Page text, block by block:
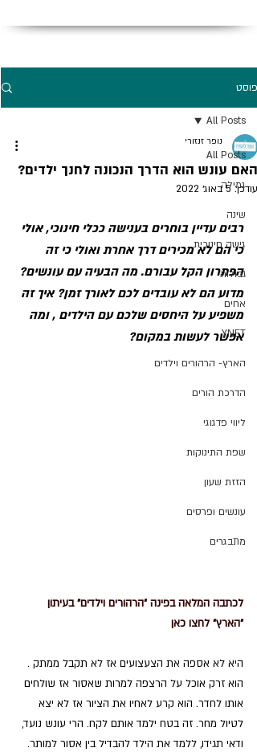
פוסט
All Posts
גמילה
שינה
גישה חינוכית
גבולות
אחים
YNET
הארץ- הרהורים וילדים
הדרכת הורים
ליווי פדגוגי
שפת התינוקות
הזזת שעון
עונשים ופרסים
מתבגרים
All Posts
האם עונש הוא הדרך הנכונה לחנך ילדים?
נופר זנזורי
עודכן:5 באוג׳ 2022
רבים עדיין בוחרים בענישה ככלי חינוכי, אולי
כי הם לא מכירים דרך אחרת ואולי כי זה
הפתרון הקל עבורם. מה הבעיה עם עונשים?
מדוע הם לא עובדים לכם לאורך זמן? איך זה
משפיע על היחסים שלכם עם הילדים , ומה
אפשר לעשות במקום?
לכתבה המלאה בפינה "הרהורים וילדים" בעיתון
"הארץ" לחצו כאן
היא לא אספה את הצעצועים אז לא תקבל ממתק .
הוא זרק אוכל על הרצפה למרות שאסור אז שולחים
אותו לחדר. הוא קרע לאחיו את הציור אז לא יצא
לטיול מחר. זה בטח ילמד אותם לקח. הרי עונש נועד,
ודאי תגידו, ללמד את הילד להבדיל בין אסור למותר.